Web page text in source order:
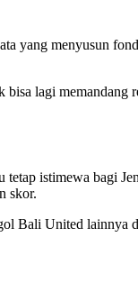
yang menyusun
lagi memandang
istimewa bagi
skor.
Bali United